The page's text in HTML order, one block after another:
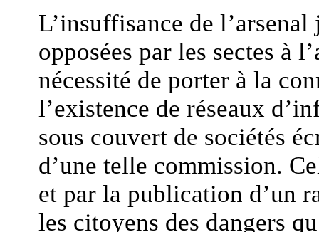
L’insuffisance de
opposées par les sectes à
nécessité de porter à la
l’existence de réseaux
sous couvert de sociétés
d’une telle commission.
et par la publication d’un
les citoyens des dangers